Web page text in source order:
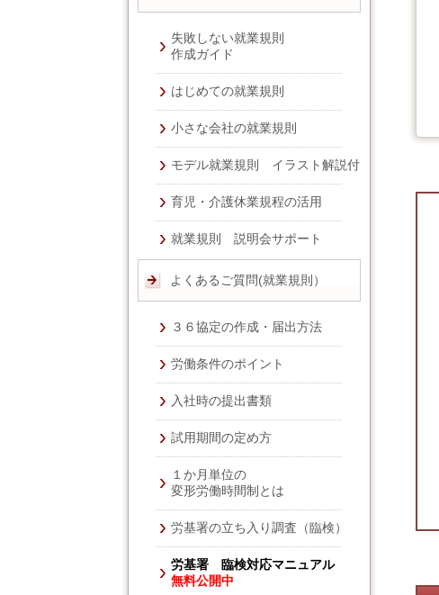
失敗しない就業規則
作成ガイド
はじめての就業規則
小さな会社の就業規則
モデル就業規則 イラスト解説付
育児・介護休業規程の活用
就業規則 説明会サポート
よくあるご質問(就業規則）
３６協定の作成・届出方法
労働条件のポイント
入社時の提出書類
試用期間の定め方
１か月単位の
変形労働時間制とは
労基署の立ち入り調査（臨検）
労基署 臨検対応マニュアル
無料公開中